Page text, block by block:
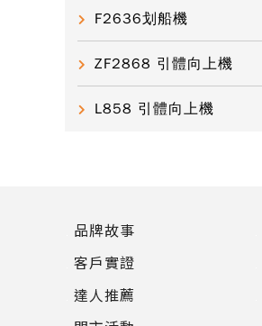
F2636划船機
ZF2868 引體向上機
L858 引體向上機
品牌故事
客戶實證
達人推薦